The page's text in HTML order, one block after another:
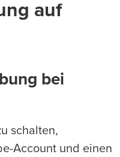
auf
bei
schalten,
Account und einen